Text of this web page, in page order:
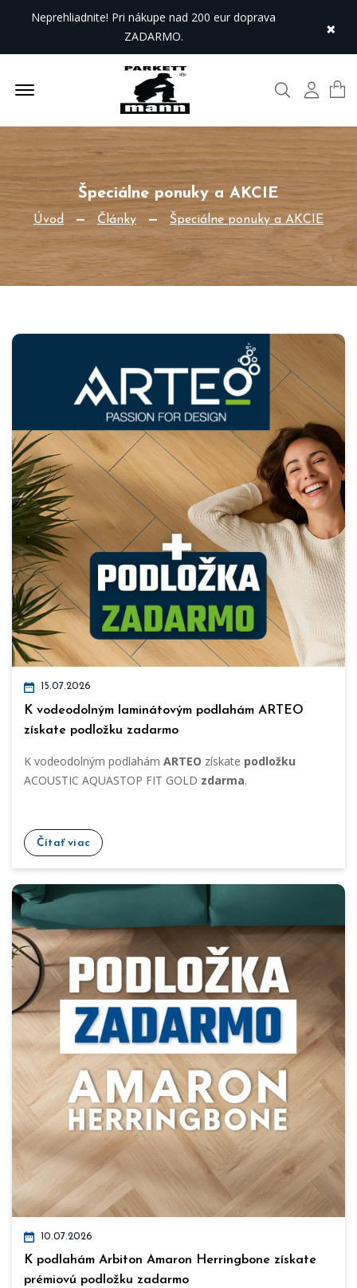
Neprehliadnite! Pri nákupe nad 200 eur doprava
ZADARMO.
×
Offcanvas Menu Open Hľadať Môj
Špeciálne ponuky a AKCIE
Úvod Články Špeciálne ponuky a AKCIE
15.07.2026
K vodeodolným laminátovým podlahám ARTEO
získate podložku zadarmo
K vodeodolným podlahám ARTEO získate podložku
ACOUSTIC AQUASTOP FIT GOLD zdarma.
Čítať viac
10.07.2026
K podlahám Arbiton Amaron Herringbone získate
prémiovú podložku zadarmo